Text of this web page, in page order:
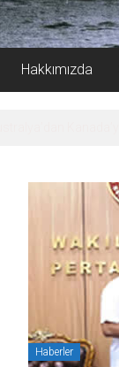
Hakkımızda
Haberler